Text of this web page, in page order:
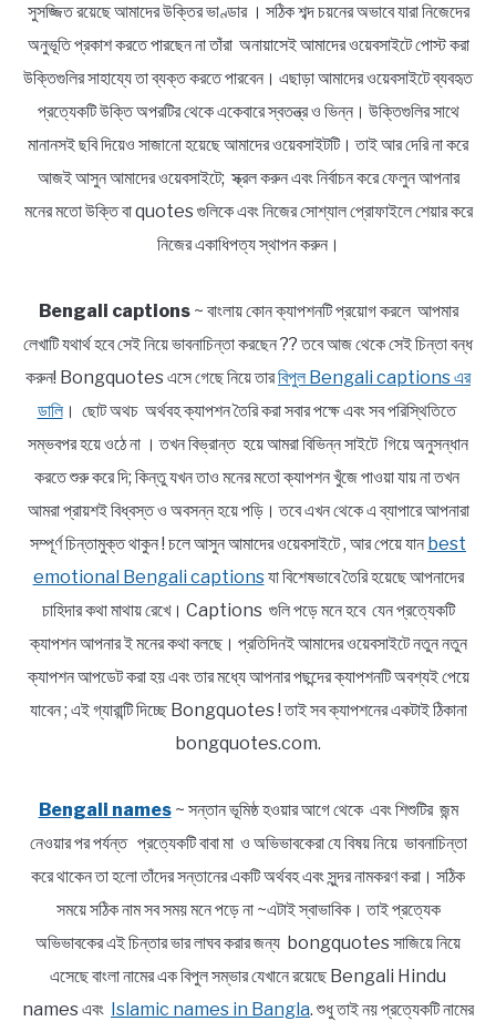
সুসজ্জিত রয়েছে আমাদের উক্তির ভাণ্ডার । সঠিক শব্দ চয়নের অভাবে যারা নিজেদের
অনুভূতি প্রকাশ করতে পারছেন না তাঁরা অনায়াসেই আমাদের ওয়েবসাইটে পোস্ট করা
উক্তিগুলির সাহায্যে তা ব্যক্ত করতে পারবেন। এছাড়া আমাদের ওয়েবসাইটে ব্যবহৃত
প্রত্যেকটি উক্তি অপরটির থেকে একেবারে স্বতন্ত্র ও ভিন্ন। উক্তিগুলির সাথে
মানানসই ছবি দিয়েও সাজানো হয়েছে আমাদের ওয়েবসাইটটি। তাই আর দেরি না করে
আজই আসুন আমাদের ওয়েবসাইটে; স্ক্রল করুন এবং নির্বাচন করে ফেলুন আপনার
মনের মতো উক্তি বা quotes গুলিকে এবং নিজের সোশ্যাল প্রোফাইলে শেয়ার করে
নিজের একাধিপত্য স্থাপন করুন।
Bengali captions~ বাংলায় কোন ক্যাপশনটি প্রয়োগ করলে আপমার
লেখাটি যথার্থ হবে সেই নিয়ে ভাবনাচিন্তা করছেন ?? তবে আজ থেকে সেই চিন্তা বন্ধ
করুন! Bongquotes এসে গেছে নিয়ে তারবিপুল Bengali captions এর
ডালি। ছোট অথচ অর্থবহ ক্যাপশন তৈরি করা সবার পক্ষে এবং সব পরিস্থিতিতে
সম্ভবপর হয়ে ওঠে না । তখন বিভ্রান্ত হয়ে আমরা বিভিন্ন সাইটে গিয়ে অনুসন্ধান
করতে শুরু করে দি; কিন্তু যখন তাও মনের মতো ক্যাপশন খুঁজে পাওয়া যায় না তখন
আমরা প্রায়শই বিধ্বস্ত ও অবসন্ন হয়ে পড়ি। তবে এখন থেকে এ ব্যাপারে আপনারা
সম্পূর্ণ চিন্তামুক্ত থাকুন ! চলে আসুন আমাদের ওয়েবসাইটে , আর পেয়ে যান best
emotional Bengali captionsযা বিশেষভাবে তৈরি হয়েছে আপনাদের
চাহিদার কথা মাথায় রেখে। Captions গুলি পড়ে মনে হবে যেন প্রত্যেকটি
ক্যাপশন আপনার ই মনের কথা বলছে। প্রতিদিনই আমাদের ওয়েবসাইটে নতুন নতুন
ক্যাপশন আপডেট করা হয় এবং তার মধ্যে আপনার পছন্দের ক্যাপশনটি অবশ্যই পেয়ে
যাবেন ; এই গ্যারান্টি দিচ্ছে Bongquotes ! তাই সব ক্যাপশনের একটাই ঠিকানা
bongquotes.com.
Bengali names~ সন্তান ভূমিষ্ঠ হওয়ার আগে থেকে এবং শিশুটির জন্ম
নেওয়ার পর পর্যন্ত প্রত্যেকটি বাবা মা ও অভিভাবকেরা যে বিষয় নিয়ে ভাবনাচিন্তা
করে থাকেন তা হলো তাঁদের সন্তানের একটি অর্থবহ এবং সুন্দর নামকরণ করা। সঠিক
সময়ে সঠিক নাম সব সময় মনে পড়ে না ~এটাই স্বাভাবিক। তাই প্রত্যেক
অভিভাবকের এই চিন্তার ভার লাঘব করার জন্য bongquotes সাজিয়ে নিয়ে
এসেছে বাংলা নামের এক বিপুল সম্ভার যেখানে রয়েছে Bengali Hindu
names এবং Islamic names in Bangla. শুধু তাই নয় প্রত্যেকটি নামের